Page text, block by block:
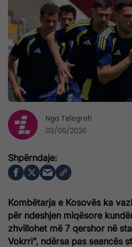
Kombëtarja e Kosovës ka
për ndeshjen miqësore
zhvillohet më 7 qershor në
Vokrri”, ndërsa pas seancës
Nga Telegrafi
03/06/2026